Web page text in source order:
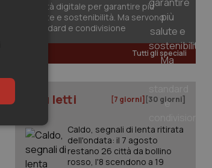
Sanità digitale per garantire più
salute e sostenibilità. Ma servono
standard e condivisione
Tutti gli speciali
I più letti [7 giorni] [30 giorni]
Caldo, segnali di lenta ritirata
dell'ondata: il 7 agosto
restano 26 città da bollino
rosso, l'8 scendono a 19